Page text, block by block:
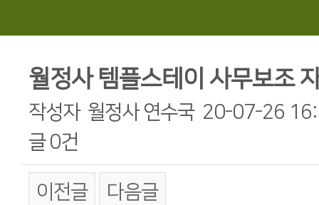
월정사 템플스테이 사무보조
작성자 월정사 연수국 20-07-26
글 0건
이전글 다음글